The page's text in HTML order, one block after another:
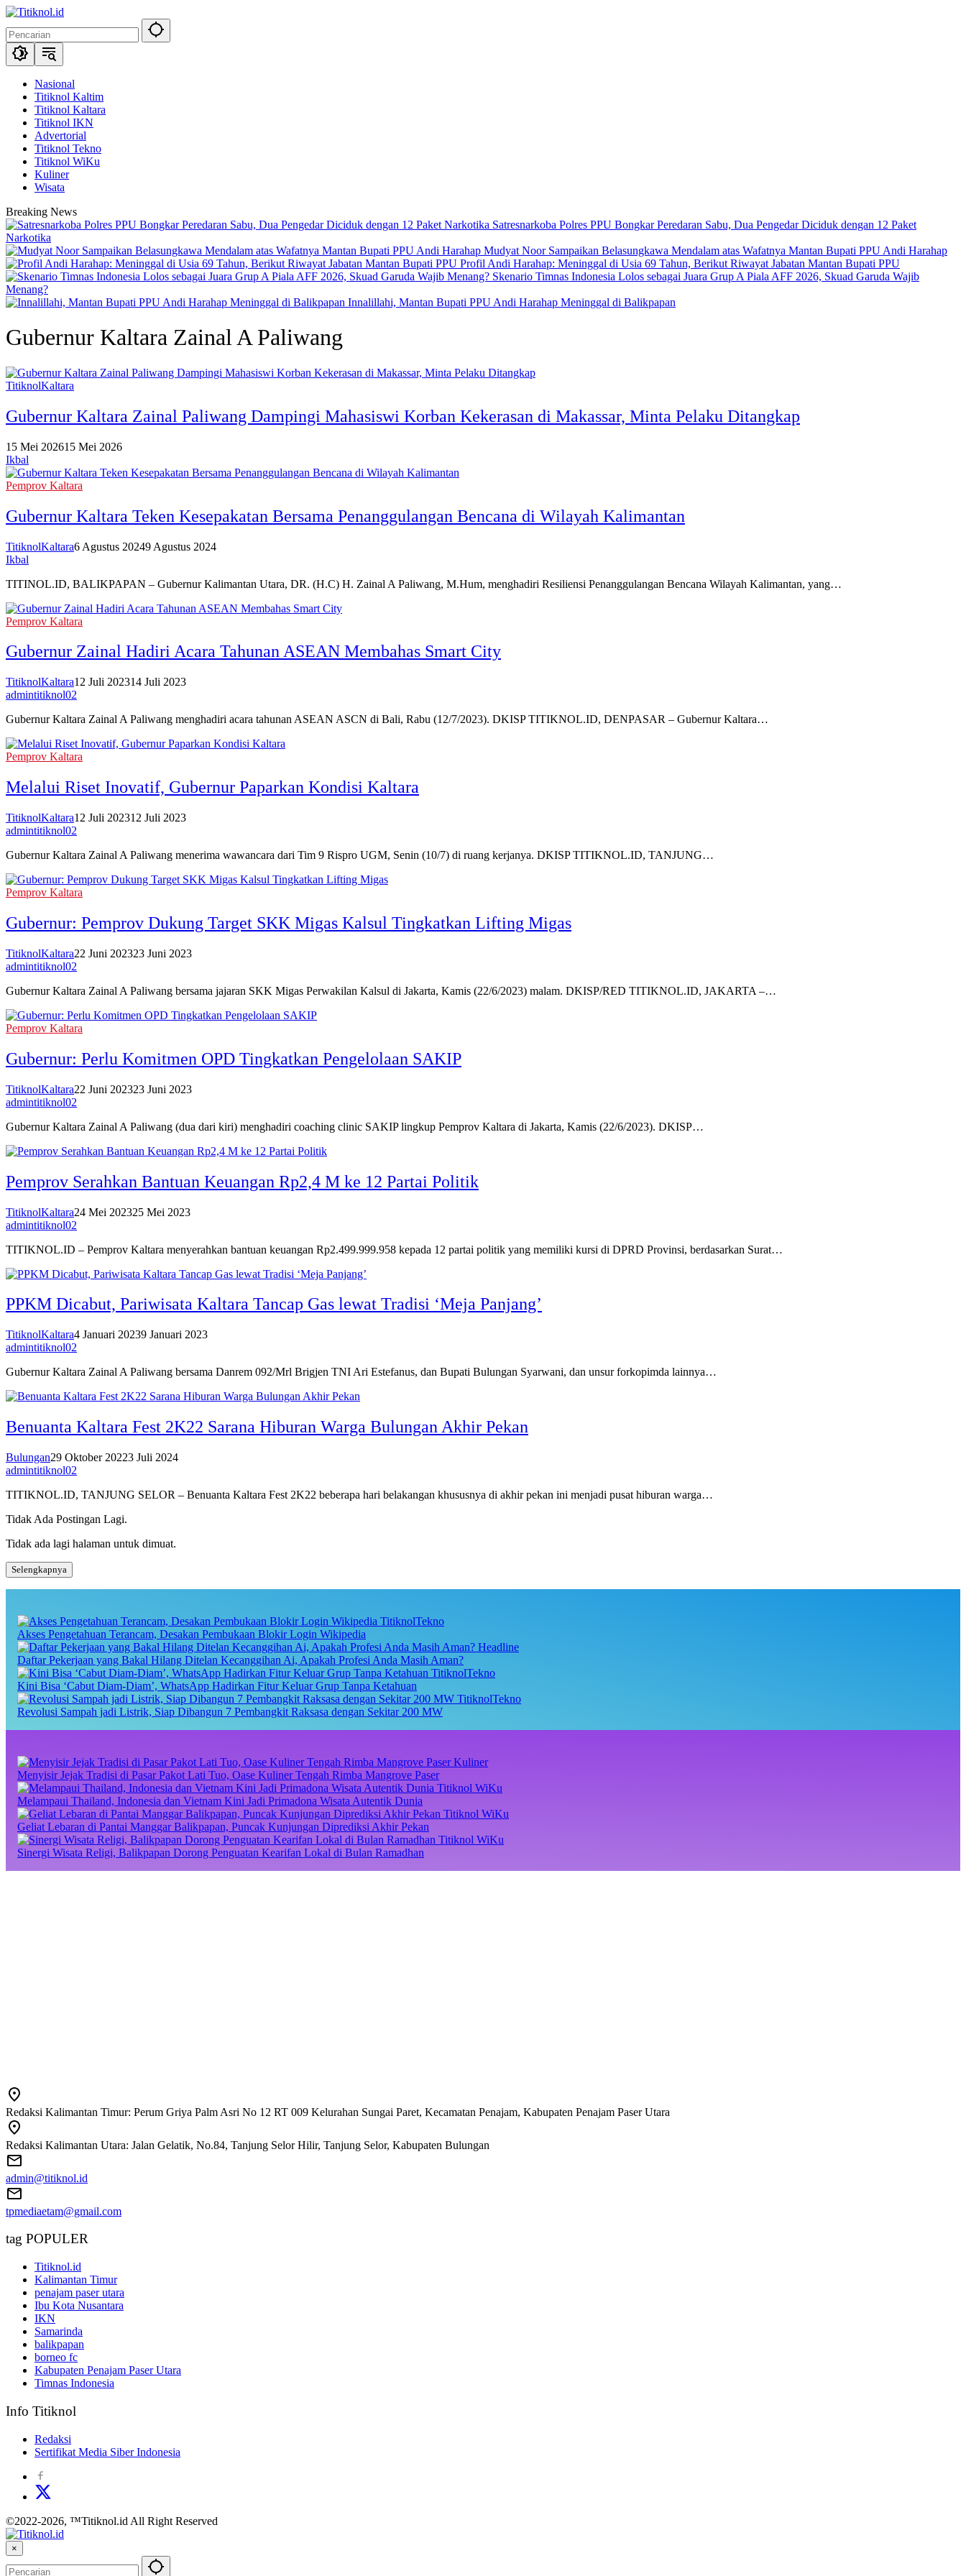
Langsung
konten
Nasional
Titiknol Kaltim
Titiknol Kaltara
Titiknol IKN
Advertorial
Titiknol Tekno
Titiknol WiKu
Kuliner
Wisata
Breaking News
Satresnarkoba Polres PPU Bongkar Peredaran Sabu, Dua Pengedar Diciduk dengan 12 Paket
Narkotika
Mudyat Noor Sampaikan Belasungkawa Mendalam atas Wafatnya Mantan Bupati PPU Andi Harahap
Profil Andi Harahap: Meninggal di Usia 69 Tahun, Berikut Riwayat Jabatan Mantan Bupati PPU
Skenario Timnas Indonesia Lolos sebagai Juara Grup A Piala AFF 2026, Skuad Garuda Wajib
Menang?
Innalillahi, Mantan Bupati PPU Andi Harahap Meninggal di Balikpapan
Gubernur Kaltara Zainal A Paliwang
TitiknolKaltara
Gubernur Kaltara Zainal Paliwang Dampingi Mahasiswi Korban Kekerasan di Makassar, Minta Pelaku Ditangkap
15 Mei 202615 Mei 2026
Ikbal
Pemprov Kaltara
Gubernur Kaltara Teken Kesepakatan Bersama Penanggulangan Bencana di Wilayah Kalimantan
TitiknolKaltara6 Agustus 20249 Agustus 2024
Ikbal
TITINOL.ID, BALIKPAPAN – Gubernur Kalimantan Utara, DR. (H.C) H. Zainal A Paliwang, M.Hum, menghadiri Resiliensi Penanggulangan Bencana Wilayah Kalimantan, yang…
Pemprov Kaltara
Gubernur Zainal Hadiri Acara Tahunan ASEAN Membahas Smart City
TitiknolKaltara12 Juli 202314 Juli 2023
admintitiknol02
Gubernur Kaltara Zainal A Paliwang menghadiri acara tahunan ASEAN ASCN di Bali, Rabu (12/7/2023). DKISP TITIKNOL.ID, DENPASAR – Gubernur Kaltara…
Pemprov Kaltara
Melalui Riset Inovatif, Gubernur Paparkan Kondisi Kaltara
TitiknolKaltara12 Juli 202312 Juli 2023
admintitiknol02
Gubernur Kaltara Zainal A Paliwang menerima wawancara dari Tim 9 Rispro UGM, Senin (10/7) di ruang kerjanya. DKISP TITIKNOL.ID, TANJUNG…
Pemprov Kaltara
Gubernur: Pemprov Dukung Target SKK Migas Kalsul Tingkatkan Lifting Migas
TitiknolKaltara22 Juni 202323 Juni 2023
admintitiknol02
Gubernur Kaltara Zainal A Paliwang bersama jajaran SKK Migas Perwakilan Kalsul di Jakarta, Kamis (22/6/2023) malam. DKISP/RED TITIKNOL.ID, JAKARTA –…
Pemprov Kaltara
Gubernur: Perlu Komitmen OPD Tingkatkan Pengelolaan SAKIP
TitiknolKaltara22 Juni 202323 Juni 2023
admintitiknol02
Gubernur Kaltara Zainal A Paliwang (dua dari kiri) menghadiri coaching clinic SAKIP lingkup Pemprov Kaltara di Jakarta, Kamis (22/6/2023). DKISP…
Pemprov Serahkan Bantuan Keuangan Rp2,4 M ke 12 Partai Politik
TitiknolKaltara24 Mei 202325 Mei 2023
admintitiknol02
TITIKNOL.ID – Pemprov Kaltara menyerahkan bantuan keuangan Rp2.499.999.958 kepada 12 partai politik yang memiliki kursi di DPRD Provinsi, berdasarkan Surat…
PPKM Dicabut, Pariwisata Kaltara Tancap Gas lewat Tradisi ‘Meja Panjang’
TitiknolKaltara4 Januari 20239 Januari 2023
admintitiknol02
Gubernur Kaltara Zainal A Paliwang bersama Danrem 092/Mrl Brigjen TNI Ari Estefanus, dan Bupati Bulungan Syarwani, dan unsur forkopimda lainnya…
Benuanta Kaltara Fest 2K22 Sarana Hiburan Warga Bulungan Akhir Pekan
Bulungan29 Oktober 20223 Juli 2024
admintitiknol02
TITIKNOL.ID, TANJUNG SELOR – Benuanta Kaltara Fest 2K22 beberapa hari belakangan khususnya di akhir pekan ini menjadi pusat hiburan warga…
Tidak Ada Postingan Lagi.
Tidak ada lagi halaman untuk dimuat.
Selengkapnya
TitiknolTekno
Akses Pengetahuan Terancam, Desakan Pembukaan Blokir Login Wikipedia
Headline
Daftar Pekerjaan yang Bakal Hilang Ditelan Kecanggihan Ai, Apakah Profesi Anda Masih Aman?
TitiknolTekno
Kini Bisa ‘Cabut Diam-Diam’, WhatsApp Hadirkan Fitur Keluar Grup Tanpa Ketahuan
TitiknolTekno
Revolusi Sampah jadi Listrik, Siap Dibangun 7 Pembangkit Raksasa dengan Sekitar 200 MW
Kuliner
Menyisir Jejak Tradisi di Pasar Pakot Lati Tuo, Oase Kuliner Tengah Rimba Mangrove Paser
Titiknol WiKu
Melampaui Thailand, Indonesia dan Vietnam Kini Jadi Primadona Wisata Autentik Dunia
Titiknol WiKu
Geliat Lebaran di Pantai Manggar Balikpapan, Puncak Kunjungan Diprediksi Akhir Pekan
Titiknol WiKu
Sinergi Wisata Religi, Balikpapan Dorong Penguatan Kearifan Lokal di Bulan Ramadhan
Redaksi Kalimantan Timur: Perum Griya Palm Asri No 12 RT 009 Kelurahan Sungai Paret, Kecamatan Penajam, Kabupaten Penajam Paser Utara
Redaksi Kalimantan Utara: Jalan Gelatik, No.84, Tanjung Selor Hilir, Tanjung Selor, Kabupaten Bulungan
admin@titiknol.id
tpmediaetam@gmail.com
tag POPULER
Titiknol.id
Kalimantan Timur
penajam paser utara
Ibu Kota Nusantara
IKN
Samarinda
balikpapan
borneo fc
Kabupaten Penajam Paser Utara
Timnas Indonesia
Info Titiknol
Redaksi
Sertifikat Media Siber Indonesia
©2022-2026, ™Titiknol.id All Right Reserved
×